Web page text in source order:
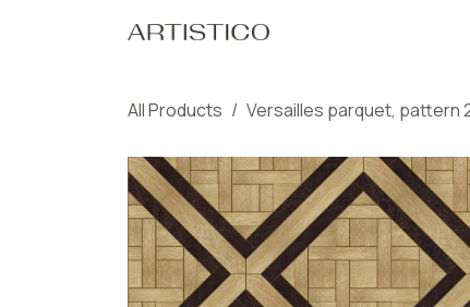
All Products Versailles parquet, pattern